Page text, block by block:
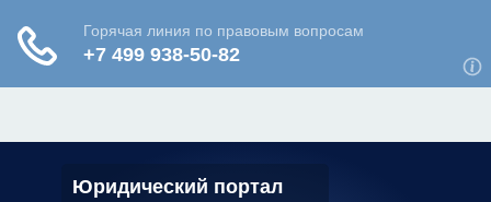
Юридический портал
✆ 7 (800) 350-22-64